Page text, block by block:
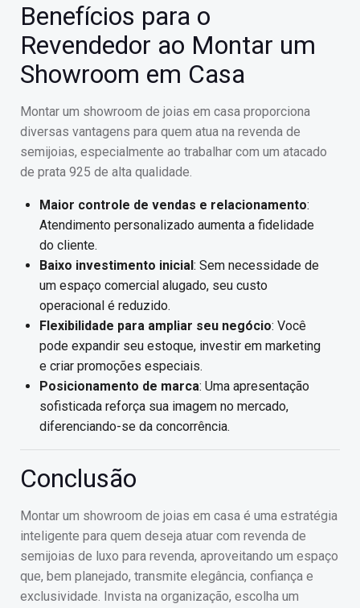
Benefícios para o
Revendedor ao Montar um
Showroom em Casa
Montar um showroom de joias em casa proporciona
diversas vantagens para quem atua na revenda de
semijoias, especialmente ao trabalhar com um atacado
de prata 925 de alta qualidade.
Maior controle de vendas e relacionamento:
Atendimento personalizado aumenta a fidelidade
do cliente.
Baixo investimento inicial: Sem necessidade de
um espaço comercial alugado, seu custo
operacional é reduzido.
Flexibilidade para ampliar seu negócio: Você
pode expandir seu estoque, investir em marketing
e criar promoções especiais.
Posicionamento de marca: Uma apresentação
sofisticada reforça sua imagem no mercado,
diferenciando-se da concorrência.
Conclusão
Montar um showroom de joias em casa é uma estratégia
inteligente para quem deseja atuar com revenda de
semijoias de luxo para revenda, aproveitando um espaço
que, bem planejado, transmite elegância, confiança e
exclusividade. Invista na organização, escolha um